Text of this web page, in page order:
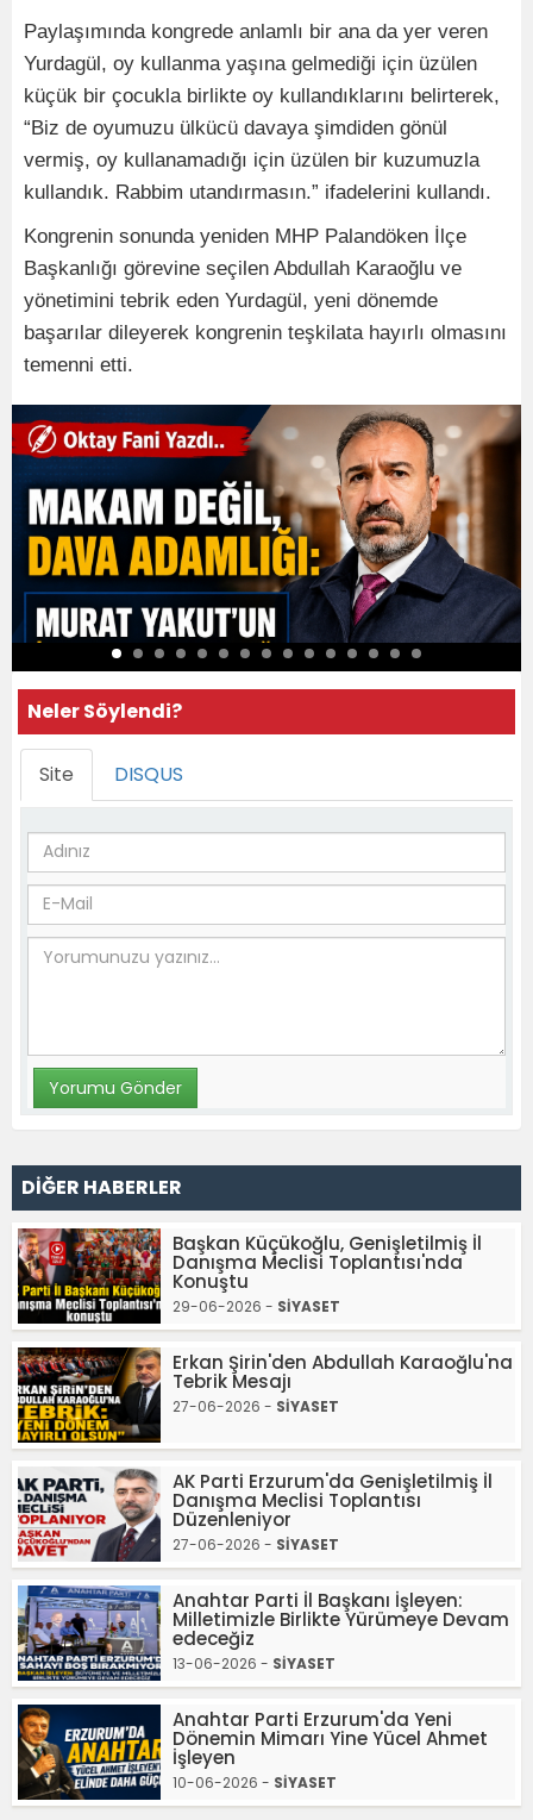
Paylaşımında kongrede anlamlı bir ana da yer veren
Yurdagül, oy kullanma yaşına gelmediği için üzülen
küçük bir çocukla birlikte oy kullandıklarını belirterek,
“Biz de oyumuzu ülkücü davaya şimdiden gönül
vermiş, oy kullanamadığı için üzülen bir kuzumuzla
kullandık. Rabbim utandırmasın.” ifadelerini kullandı.
Kongrenin sonunda yeniden MHP Palandöken İlçe
Başkanlığı görevine seçilen Abdullah Karaoğlu ve
yönetimini tebrik eden Yurdagül, yeni dönemde
başarılar dileyerek kongrenin teşkilata hayırlı olmasını
temenni etti.
Neler Söylendi?
Site DISQUS
DİĞER HABERLER
Başkan Küçükoğlu, Genişletilmiş İl
Danışma Meclisi Toplantısı'nda
Konuştu
29-06-2026 - SİYASET
Erkan Şirin'den Abdullah Karaoğlu'na
Tebrik Mesajı
27-06-2026 - SİYASET
AK Parti Erzurum'da Genişletilmiş İl
Danışma Meclisi Toplantısı
Düzenleniyor
27-06-2026 - SİYASET
Anahtar Parti İl Başkanı İşleyen:
Milletimizle Birlikte Yürümeye Devam
edeceğiz
13-06-2026 - SİYASET
Anahtar Parti Erzurum'da Yeni
Dönemin Mimarı Yine Yücel Ahmet
İşleyen
10-06-2026 - SİYASET